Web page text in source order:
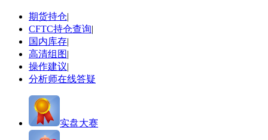
期货持仓|
CFTC持仓查询|
国内库存|
高清组图|
操作建议|
分析师在线答疑
实盘大赛